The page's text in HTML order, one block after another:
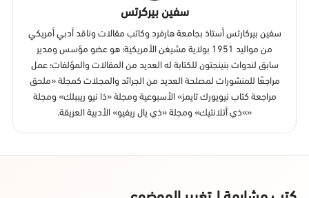
سفين بيركرتس
سفين بيركارتس أستاذ بجامعة هارفرد وكاتب مقالات وناقد أدبي أمريكي
من مواليد 1951 بولاية مشيغن الأمريكية؛ هو عضو مؤسس ومدير
سابق لندوات بنينجتون للكتابة له العديد من المقالات والمؤلفات؛ عمل
مراجعًا للمنشورات لمصلحة العديد من الجرائد والمجلات كمجلة «ملحق
مراجعة كتاب نيويورك تايمز» الأسبوعية ومجلة «ذا نيو ريببلك» ومجلة
«»ذي أتلانتيك» ومجلة «ذي يال ريفيو» الأدبية العريقة.